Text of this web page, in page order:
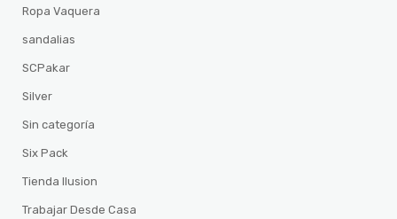
Ropa Vaquera
sandalias
SCPakar
Silver
Sin categoría
Six Pack
Tienda Ilusion
Trabajar Desde Casa